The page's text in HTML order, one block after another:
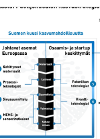
jotka
joustavaa